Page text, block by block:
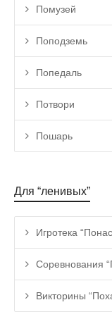
Помузей
Поподземь
Попедаль
Потвори
Пошарь
Для “ленивых”
Игротека
Соревнования
Викторины